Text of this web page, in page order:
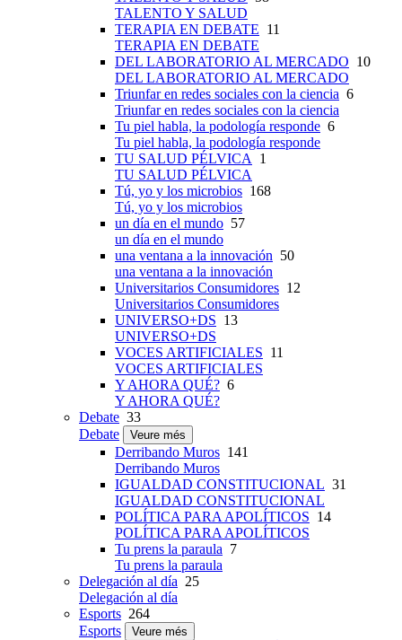
TALENTO Y SALUD
TERAPIA EN DEBATE 11
TERAPIA EN DEBATE
DEL LABORATORIO AL MERCADO 10
DEL LABORATORIO AL MERCADO
Triunfar en redes sociales con la ciencia 6
Triunfar en redes sociales con la ciencia
Tu piel habla, la podología responde 6
Tu piel habla, la podología responde
TU SALUD PÉLVICA
1
TU SALUD PÉLVICA
Tú, yo y los microbios 168
Tú, yo y los microbios
un día en el mundo 57
un día en el mundo
una ventana a la innovación 50
una ventana a la innovación
Universitarios Consumidores 12
Universitarios Consumidores
UNIVERSO+DS 13
UNIVERSO+DS
VOCES ARTIFICIALES 11
VOCES ARTIFICIALES
Y AHORA QUÉ? 6
Y AHORA QUÉ?
Debate 33
Debate
Veure més
Derribando Muros 141
Derribando Muros
IGUALDAD CONSTITUCIONAL 31
IGUALDAD CONSTITUCIONAL
POLÍTICA PARA APOLÍTICOS 14
POLÍTICA PARA APOLÍTICOS
Tu prens la paraula 7
Tu prens la paraula
Delegación al día 25
Delegación al día
Esports 264
Esports
Veure més